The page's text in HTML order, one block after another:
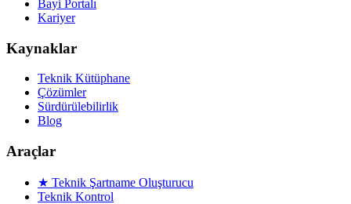
Bayi Portalı
Kariyer
Kaynaklar
Teknik Kütüphane
Çözümler
Sürdürülebilirlik
Blog
Araçlar
★ Teknik Şartname Oluşturucu
Teknik Kontrol